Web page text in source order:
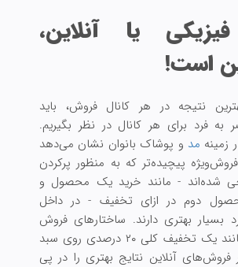
یا آنلاین،
است!
نتیجه در هر کانال فروش، باید
به فرد برای هر کانال در نظر بگیریم.
زمینه مد و پوشاک بانوان نشان می‌دهد
پیچیده‌تر که به منظور پرکردن
شده‌اند - مانند خرید یک محصول و
دوم در ازای تخفیف - در داخل
بسیار بهتری دارند. ساختار‌های فروش
ویژه ساده‌تر - مانند یک تخفیف کلی ۲۰ درصدی روی سبد
فروش‌های آنلاین نتایج بهتری را در پی